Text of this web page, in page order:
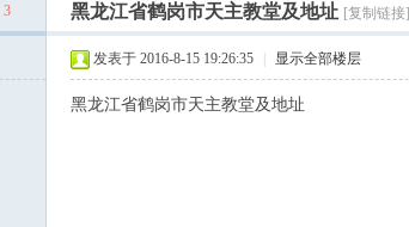
›
3 黑龙江省鹤岗市天主教堂及地址 [复制链接]
发表于 2016-8-15 19:26:35 显示全部楼层
黑龙江省鹤岗市天主教堂及地址